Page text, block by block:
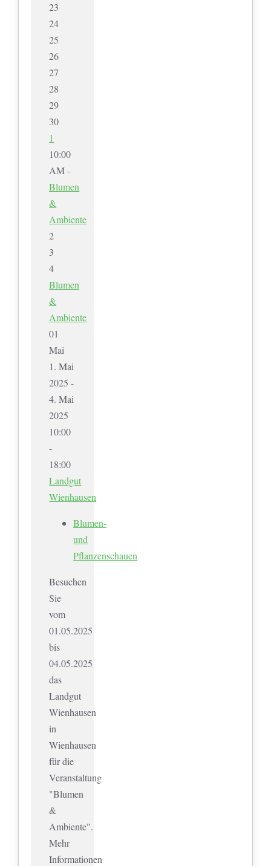
23
24
25
26
27
28
29
30
1
10:00
AM -
Blumen
&
Ambiente
2
3
4
Blumen
&
Ambiente
01
Mai
1. Mai
2025 -
4. Mai
2025
10:00
-
18:00
Landgut
Wienhausen
Blumen-
und
Pflanzenschauen
Besuchen
Sie
vom
01.05.2025
bis
04.05.2025
das
Landgut
Wienhausen
in
Wienhausen
für die
Veranstaltung
"Blumen
&
Ambiente".
Mehr
Informationen